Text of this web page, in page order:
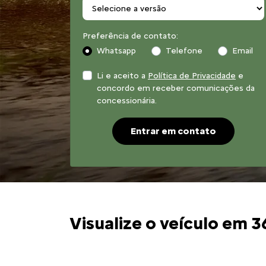
Preferência de contato:
Whatsapp
Telefone Email
Li e aceito a Política de Privacidade e
concordo em receber comunicações da
concessionária.
Entrar em contato
Visualize o veículo em